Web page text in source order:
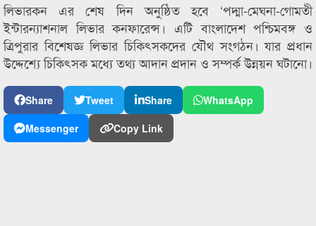
লিভারকন এর শেষ দিন অনুষ্ঠিত হবে ‘পদ্মা-মেঘনা-গোমতী
ইন্টারন্যাশনাল লিভার কনফারেন্স। এটি বাংলাদেশ পশ্চিমবঙ্গ ও
ত্রিপুরার বিশেষজ্ঞ লিভার চিকিৎসকদের যৌথ সংগঠন। যার প্রধান
উদ্দেশ্যে চিকিৎসক মধ্যে তথ্য আদান প্রদান ও সম্পর্ক উন্নয়ন ঘটানো।
Share Tweet Share
WhatsApp
Messenger
Copy Link